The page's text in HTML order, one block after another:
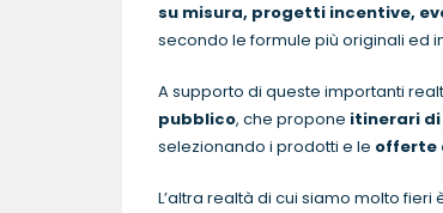
su misura, progetti incentive,
secondo le formule più originali ed
A supporto di queste importanti
pubblico, che propone itinerari
selezionando i prodotti e le offerte
L’altra realtà di cui siamo molto fieri